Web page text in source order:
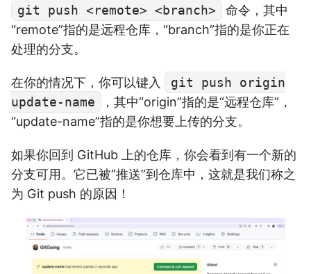
git push <remote> <branch>
命令，其中
“remote”指的是远程仓库，“branch”指的是你正在
处理的分支。
在你的情况下，你可以键入
git push origin
update-name
，其中“origin”指的是“远程仓库”，
“update-name”指的是你想要上传的分支。
如果你回到 GitHub 上的仓库，你会看到有一个新的
分支可用。它已被“推送”到仓库中，这就是我们称之
为 Git push 的原因！